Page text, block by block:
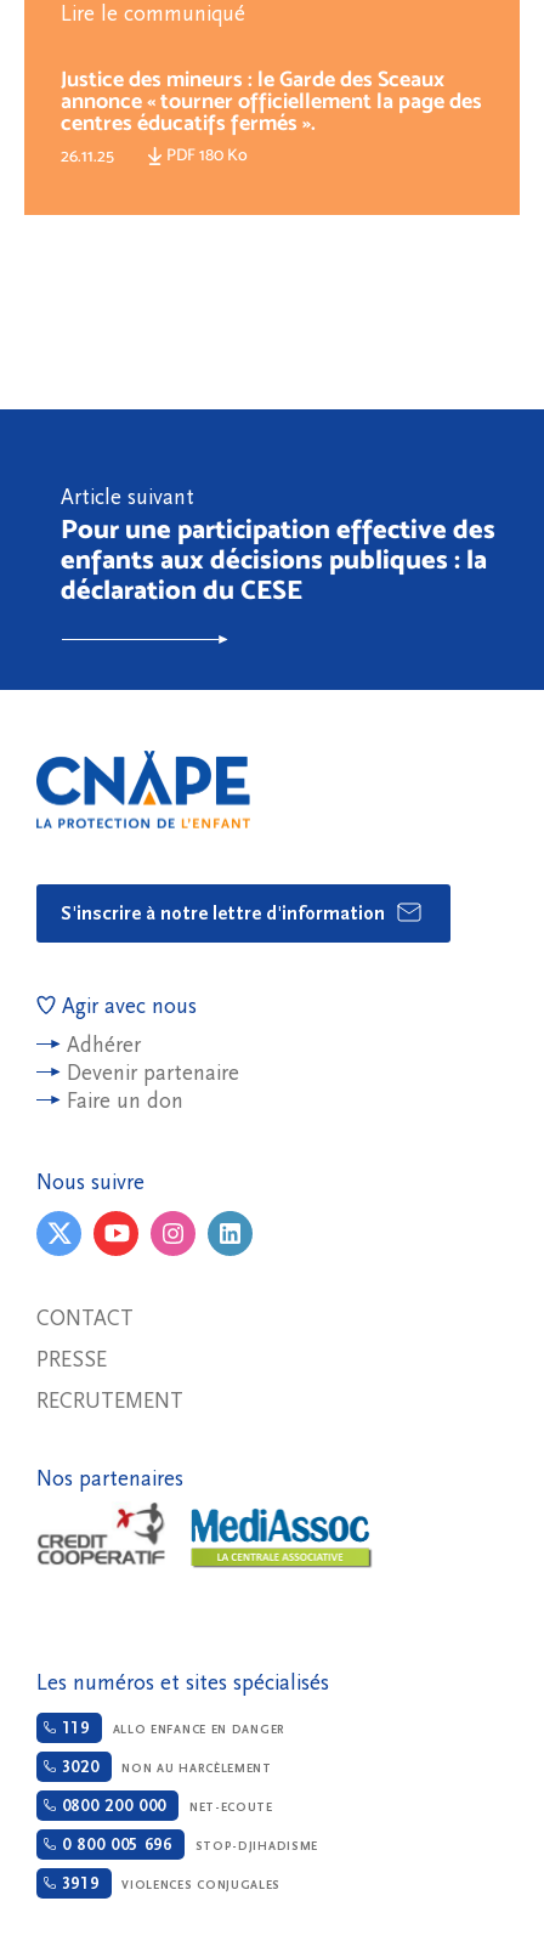
Lire le communiqué
Justice des mineurs : le Garde des Sceaux
annonce « tourner officiellement la page des
centres éducatifs fermés ».
26.11.25 PDF 180 Ko
Article suivant
Pour une participation effective des
enfants aux décisions publiques : la
déclaration du CESE
S'inscrire à notre lettre d'information
Agir avec nous
Adhérer
Devenir partenaire
Faire un don
Nous suivre
CONTACT
PRESSE
RECRUTEMENT
Nos partenaires
Les numéros et sites spécialisés
119 ALLO ENFANCE EN DANGER
3020 NON AU HARCÈLEMENT
0800 200 000 NET-ECOUTE
0 800 005 696 STOP-DJIHADISME
3919 VIOLENCES CONJUGALES